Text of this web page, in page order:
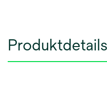
Produktdetails